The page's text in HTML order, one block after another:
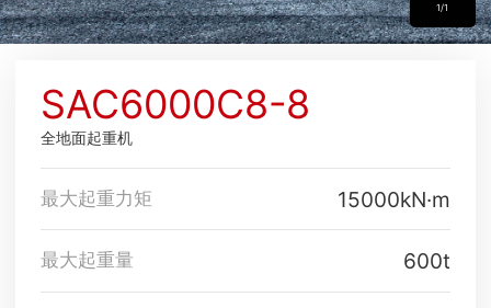
1/1
SAC6000C8-8
全地面起重机
最大起重力矩 15000kN·m
最大起重量 600t